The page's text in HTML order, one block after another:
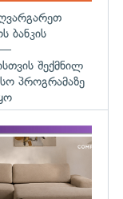
ბანკის
—
შექმნილ
პროგრამაზე